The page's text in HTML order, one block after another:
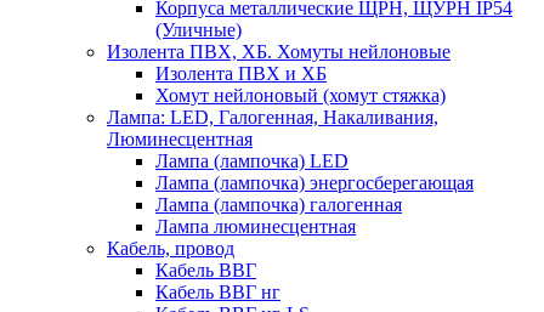
Корпуса металлические ЩРН, ЩУРН IP54
(Уличные)
Изолента ПВХ, ХБ. Хомуты нейлоновые
Изолента ПВХ и ХБ
Хомут нейлоновый (хомут стяжка)
Лампа: LED, Галогенная, Накаливания,
Люминесцентная
Лампа (лампочка) LED
Лампа (лампочка) энергосберегающая
Лампа (лампочка) галогенная
Лампа люминесцентная
Кабель, провод
Кабель ВВГ
Кабель ВВГ нг